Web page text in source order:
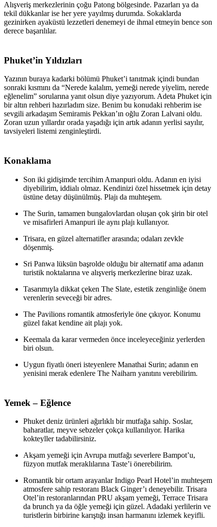
Alışveriş merkezlerinin çoğu Patong bölgesinde. Pazarları ya da
tekil dükkanlar ise her yere yayılmış durumda. Sokaklarda
gezinirken ayaküstü lezzetleri denemeyi de ihmal etmeyin bence son
derece başarılılar.
Phuket’in Yıldızları
Yazının buraya kadarki bölümü Phuket’i tanıtmak içindi bundan
sonraki kısmını da “Nerede kalalım, yemeği nerede yiyelim, nerede
eğlenelim” sorularına yanıt olsun diye yazıyorum. Adeta Phuket için
bir altın rehberi hazırladım size. Benim bu konudaki rehberim ise
sevgili arkadaşım Semiramis Pekkan’ın oğlu Zoran Lalvani oldu.
Zoran uzun yıllardır orada yaşadığı için artık adanın yerlisi sayılır,
tavsiyeleri listemi zenginleştirdi.
Konaklama
Son iki gidişimde tercihim Amanpuri oldu. Adanın en iyisi
diyebilirim, iddialı olmaz. Kendinizi özel hissetmek için detay
üstüne detay düşünülmüş. Plajı da muhteşem.
The Surin, tamamen bungalovlardan oluşan çok şirin bir otel
ve misafirleri Amanpuri ile aynı plajı kullanıyor.
Trisara, en güzel alternatifler arasında; odaları zevkle
döşenmiş.
Sri Panwa lüksün başrolde olduğu bir alternatif ama adanın
turistik noktalarına ve alışveriş merkezlerine biraz uzak.
Tasarımıyla dikkat çeken The Slate, estetik zenginliğe önem
verenlerin seveceği bir adres.
The Pavilions romantik atmosferiyle öne çıkıyor. Konumu
güzel fakat kendine ait plajı yok.
Keemala da karar vermeden önce inceleyeceğiniz yerlerden
biri olsun.
Uygun fiyatlı öneri isteyenlere Manathai Surin; adanın en
yenisini merak edenlere The Naiharn yanıtını verebilirim.
Yemek – Eğlence
Phuket deniz ürünleri ağırlıklı bir mutfağa sahip. Soslar,
baharatlar, meyve sebzeler çokça kullanılıyor. Harika
kokteyller tadabilirsiniz.
Akşam yemeği için Avrupa mutfağı severlere Bampot’u,
füzyon mutfak meraklılarına Taste’i önerebilirim.
Romantik bir ortam arayanlar Indigo Pearl Hotel’in muhteşem
atmosfere sahip restoranı Black Ginger’ı deneyebilir. Trisara
Otel’in restoranlarından PRU akşam yemeği, Terrace Trisara
da brunch ya da öğle yemeği için güzel. Adadaki yerlilerin ve
turistlerin birbirine karıştığı insan harmanını izlemek keyifli.